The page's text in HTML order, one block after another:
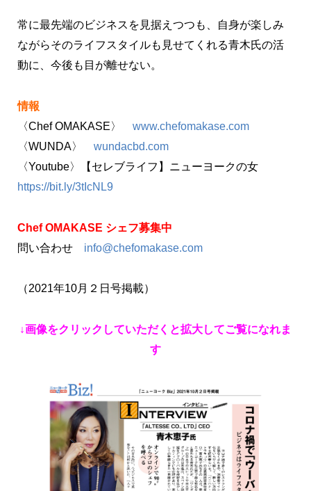
常に最先端のビジネスを見据えつつも、自身が楽しみ
ながらそのライフスタイルも見せてくれる青木氏の活
動に、今後も目が離せない。
情報
〈Chef OMAKASE〉 www.chefomakase.com
〈WUNDA〉 wundacbd.com
〈Youtube〉【セレブライフ】ニューヨークの女
https://bit.ly/3tIcNL9
Chef OMAKASE シェフ募集中
問い合わせ info@chefomakase.com
（2021年10月２日号掲載）
↓画像をクリックしていただくと拡大してご覧になれま
す